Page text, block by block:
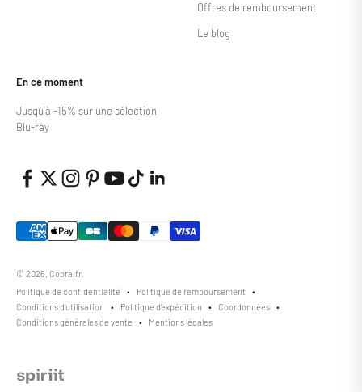
Offres de remboursement
Le blog
En ce moment
Jusqu'à -15% sur une sélection
Blu-ray
© 2026, Cobra.fr.
Politique de confidentialité
Politique de remboursement
Conditions d’utilisation
Politique d’expédition
Coordonnées
Conditions générales de vente
Mentions légales